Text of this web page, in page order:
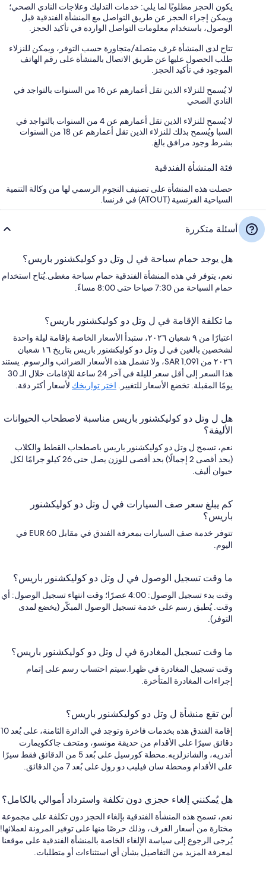
يكون الحجز مطلوبًا لما يلي: خدمات التدليك وعلاجات النادي الصحي؛
ويمكن إجراء الحجز عن طريق التواصل مع المنشأة الفندقية قبل
الوصول، باستخدام معلومات التواصل الواردة في تأكيد الحجز.
تتاح لدى المنشأة غرف متصلة/متجاورة حسب التوفر، ويمكن للنزلاء
طلب الحصول عليها عن طريق الاتصال بالمنشأة على رقم الهاتف
الموجود في تأكيد الحجز.
لا يُسمح للنزلاء الذين تقل أعمارهم عن 16 من السنوات بالتواجد في
النادي الصحي
لا يُسمح للنزلاء الذين تقل أعمارهم عن 4 من السنوات بالتواجد في
السبا ويُسمح بذلك للنزلاء الذين تقل أعمارهم عن 18 من السنوات
بشرط وجود مرافق بالغ.
فئة المنشأة الفندقية
حصلت هذه المنشأة على تصنيف النجوم الرسمي لها من وكالة التنمية
السياحية الفرنسية (ATOUT) في فرنسا.
أسئلة متكررة
هل يوجد حمام سباحة في ل وتل دو كوليكشنور باريس؟
نعم، يتوفر في هذه المنشأة الفندقية حمام سباحة مغطى.يُتاح استخدام
حمام السباحة من 7:30 صباحا حتى 8:00 مساءً.
ما تكلفة الإقامة في ل وتل دو كوليكشنور باريس؟
اعتبارًا من ٩ شعبان ٢٠٢٦، ستبدأ الأسعار الخاصة بإقامة ليلة واحدة
لشخصين بالغين في ل وتل دو كوليكشنور باريس بتاريخ ١٦ شعبان
٢٠٢٦ من SAR 1,091، ولا تشمل هذه الأسعار الضرائب والرسوم. يستند
هذا السعر إلى أقل سعر لليلة في آخر 24 ساعة للإقامات خلال الـ 30
يومًا المقبلة. تخضع الأسعار للتغيير. اختر تواريخك لأسعار أكثر دقة.
هل ل وتل دو كوليكشنور باريس مناسبة لاصطحاب الحيوانات
الأليفة؟
نعم، تسمح ل وتل دو كوليكشنور باريس باصطحاب القطط والكلاب
(بحد أقصى 2 إجمالًا) بحد أقصى للوزن يصل حتى 26 كيلو جرامًا لكل
حيوان أليف.
كم يبلغ سعر صف السيارات في ل وتل دو كوليكشنور
باريس؟
تتوفر خدمة صف السيارات بمعرفة الفندق في مقابل EUR 60 في
اليوم.
ما وقت تسجيل الوصول في ل وتل دو كوليكشنور باريس؟
وقت بدء تسجيل الوصول: 4:00 عصرًا؛ وقت انتهاء تسجيل الوصول: أي
وقت. يُطبق رسم على خدمة تسجيل الوصول المبكّر (يخضع لمدى
التوفر).
ما وقت تسجيل المغادرة في ل وتل دو كوليكشنور باريس؟
وقت تسجيل المغادرة في ظهرا.سيتم احتساب رسم على إتمام
إجراءات المغادرة المتأخرة.
أين تقع منشأة ل وتل دو كوليكشنور باريس؟
إقامة الفندق هذه بخدمات فاخرة وتوجد في الدائرة الثامنة، على بُعد 10
دقائق سيرًا على الأقدام من حديقة مونسو، ومتحف جاككويمارت
أندريه، والشانزلزيه.محطة كورسيل على بُعد 5 من الدقائق فقط سيرًا
على الأقدام ومحطة سان فيليب دو رول على بُعد 7 من الدقائق.
هل يُمكنني إلغاء حجزي دون تكلفة واسترداد أموالي بالكامل؟
نعم، تسمح هذه المنشأة الفندقية بإلغاء الحجز دون تكلفة على مجموعة
مختارة من أسعار الغرف، وذلك حرصًا منها على توفير المرونة لعملائها!
يُرجى الرجوع إلى سياسة الإلغاء الخاصة بالمنشأة الفندقية على موقعنا
لمعرفة المزيد من التفاصيل بشأن أي استثناءات أو متطلبات.